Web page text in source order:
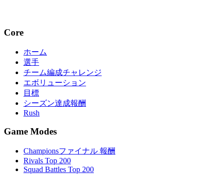
Core
ホーム
選手
チーム編成チャレンジ
エボリューション
目標
シーズン達成報酬
Rush
Game Modes
Championsファイナル 報酬
Rivals Top 200
Squad Battles Top 200